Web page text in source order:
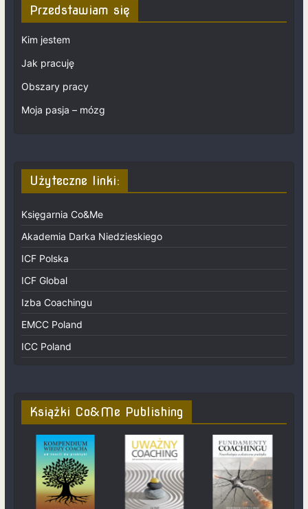
Przedstawiam się
Kim jestem
Jak pracuję
Obszary pracy
Moja pasja – mózg
Użyteczne linki:
Księgarnia Co&Me
Akademia Darka Niedzieskiego
ICF Polska
ICF Global
Izba Coachingu
EMCC Poland
ICC Poland
Książki Co&Me Publishing